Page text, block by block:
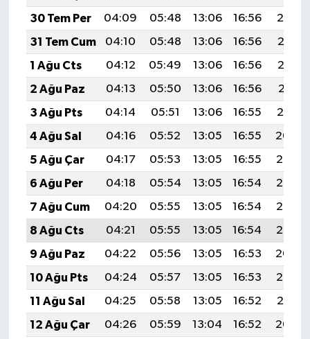
30 Tem Per
04:09 05:48 13:06 16:56
20:14
31 Tem Cum
04:10 05:48 13:06 16:56
20:13
1 Ağu Cts
04:12 05:49 13:06 16:56
20:12
2 Ağu Paz
04:13 05:50 13:06 16:56
20:11
3 Ağu Pts
04:14 05:51 13:06 16:55
20:10
4 Ağu Sal
04:16 05:52 13:05 16:55
20:09
5 Ağu Çar
04:17 05:53 13:05 16:55
20:08
6 Ağu Per
04:18 05:54 13:05 16:54
20:07
7 Ağu Cum
04:20 05:55 13:05 16:54
20:06
8 Ağu Cts
04:21 05:55 13:05 16:54
20:05
9 Ağu Paz
04:22 05:56 13:05 16:53
20:04
10 Ağu Pts
04:24 05:57 13:05 16:53
20:02
11 Ağu Sal
04:25 05:58 13:05 16:52
20:01
12 Ağu Çar
04:26 05:59 13:04 16:52
20:00